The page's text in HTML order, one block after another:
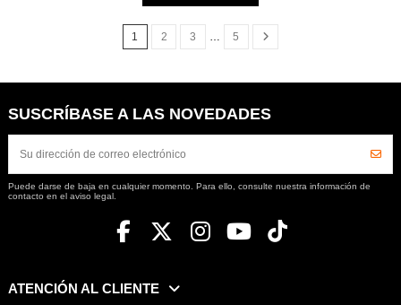
1 2 3 … 5
SUSCRÍBASE A LAS NOVEDADES
Puede darse de baja en cualquier momento. Para ello, consulte nuestra información de
contacto en el aviso legal.
ATENCIÓN AL CLIENTE